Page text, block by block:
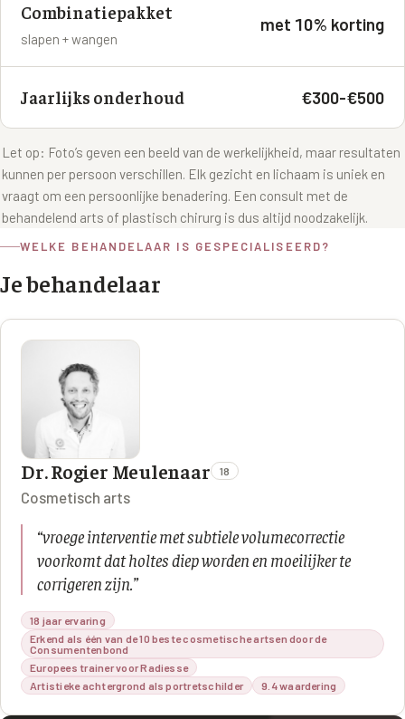
Combinatiepakket
slapen + wangen
met 10% korting
Jaarlijks onderhoud €300-€500
Let op: Foto’s geven een beeld van de werkelijkheid, maar resultaten
kunnen per persoon verschillen. Elk gezicht en lichaam is uniek en
vraagt om een persoonlijke benadering. Een consult met de
behandelend arts of plastisch chirurg is dus altijd noodzakelijk.
WELKE BEHANDELAAR IS GESPECIALISEERD?
Je behandelaar
Dr. Rogier Meulenaar 18
Cosmetisch arts
“vroege interventie met subtiele volumecorrectie
voorkomt dat holtes diep worden en moeilijker te
corrigeren zijn.”
18 jaar ervaring
Erkend als één van de 10 beste cosmetische artsen door de
Consumentenbond
Europees trainer voor Radiesse
Artistieke achtergrond als portretschilder
9.4 waardering